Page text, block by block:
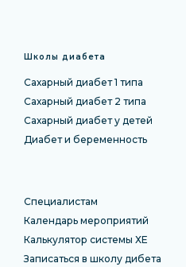
Школы диабета
Сахарный диабет 1 типа
Сахарный диабет 2 типа
Сахарный диабет у детей
Диабет и беременность
Специалистам
Календарь мероприятий
Калькулятор системы ХЕ
Записаться в школу дибета